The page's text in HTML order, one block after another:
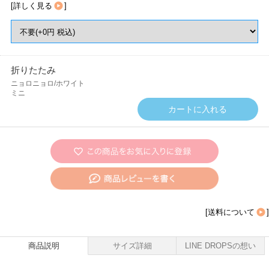
[詳しく見る ]
折りたたみ
ニョロニョロ/ホワイト
ミニ
[送料について ]
商品説明 サイズ詳細 LINE DROPSの想い